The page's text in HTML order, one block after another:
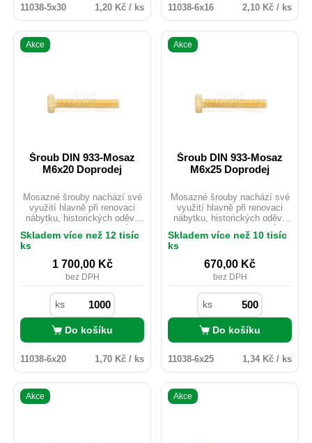
11038-5x30 1,20 Kč / ks 11038-6x16 2,10 Kč / ks
Akce
Šroub DIN 933-Mosaz
M6x20 Doprodej
Mosazné šrouby nachází své
využití hlavně při renovaci
nábytku, historických oděvů
nebo starých motocyklů.
Mosaz je možno použít i
nedisponuje žádnou
povrchovou úpravou. Pro svou
velmi dobrou vodivost je hojně
využíván v elektrotechnickém
průmyslu, kde nevadí nízká
pevnost materiálu.
Skladem více než 12 tisíc
ks
1 700,00 Kč
bez DPH
ks
Do košíku
11038-6x20 1,70 Kč / ks
Akce
Šroub DIN 933-Mosaz
M6x25 Doprodej
Mosazné šrouby nachází své
využití hlavně při renovaci
nábytku, historických oděvů
nebo starých motocyklů.
Mosaz je možno použít i
nedisponuje žádnou
povrchovou úpravou. Pro svou
velmi dobrou vodivost je hojně
využíván v elektrotechnickém
průmyslu, kde nevadí nízká
pevnost materiálu.
Skladem více než 10 tisíc
ks
670,00 Kč
bez DPH
ks
Do košíku
11038-6x25 1,34 Kč / ks
Akce Akce